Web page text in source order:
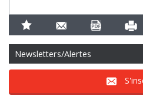
Newsletters/Alertes